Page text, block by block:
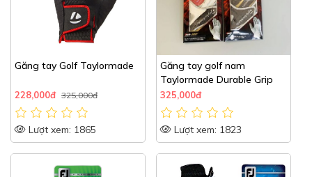
Găng tay Golf Taylormade
228,000đ 325,000đ
Lượt xem: 1865
Găng tay golf nam
Taylormade Durable Grip
325,000đ
Lượt xem: 1823